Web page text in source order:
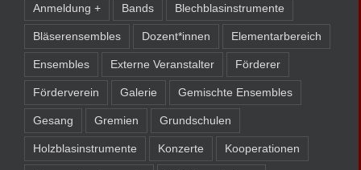
Anmeldung + Bands Blechblasinstrumente
Bläserensembles Dozent*innen Elementarbereich
Ensembles Externe Veranstalter Förderer
Förderverein Galerie Gemischte Ensembles
Gesang Gremien Grundschulen
Holzblasinstrumente Konzerte Kooperationen